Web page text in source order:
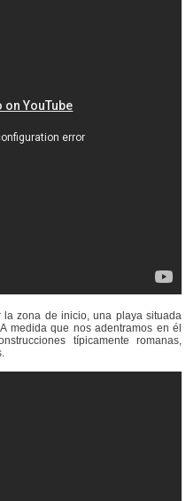
zona de inicio, una playa situada
medida que nos adentramos en él
típicamente romanas,